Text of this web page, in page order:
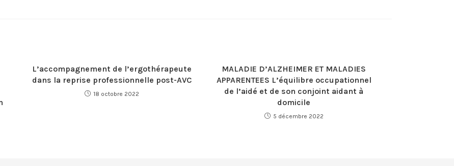
L’accompagnement de l’ergothérapeute
dans la reprise professionnelle post-AVC
18 octobre 2022
MALADIE D’ALZHEIMER ET MALADIES
APPARENTEES L’équilibre occupationnel
de l’aidé et de son conjoint aidant à
domicile
5 décembre 2022